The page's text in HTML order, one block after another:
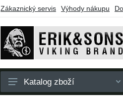
Zákaznický servis Výhody nákupu
Katalog zboží